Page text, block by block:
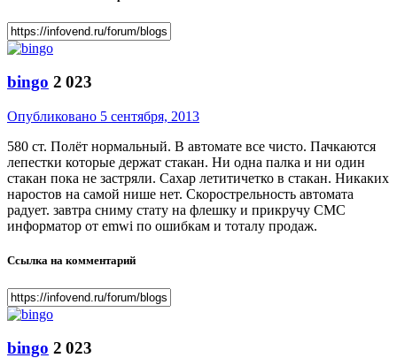
bingo 2 023
Опубликовано 5 сентября, 2013
580 ст. Полёт нормальный. В автомате все чисто. Пачкаются
лепестки которые держат стакан. Ни одна палка и ни один
стакан пока не застряли. Сахар летитичетко в стакан. Никаких
наростов на самой нише нет. Скорострельность автомата
радует. завтра сниму стату на флешку и прикручу СМС
информатор от emwi по ошибкам и тоталу продаж.
Ссылка на комментарий
bingo 2 023